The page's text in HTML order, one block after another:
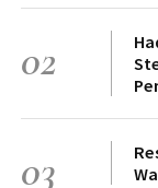
02
03